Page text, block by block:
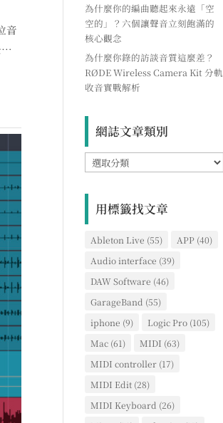
音
…
為什麼你的編曲聽起來永遠「空
空的」？六個讓聲音立刻飽滿的
核心觀念
為什麼你錄的訪談音質這麼差？
RØDE Wireless Camera Kit 分軌
收音實戰解析
網誌文章類別
網
誌
別
用標籤找文章
Ableton Live (55) APP (40)
Audio interface (39)
DAW Software (46)
GarageBand (55)
iphone (9) Logic Pro (105)
Mac (61) MIDI (63)
MIDI controller (17)
MIDI Edit (28)
MIDI Keyboard (26)